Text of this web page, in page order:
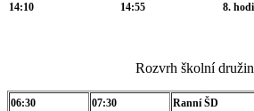
14:10
14:55 8.
Rozvrh školní
06:30 07:30
Ranní ŠD